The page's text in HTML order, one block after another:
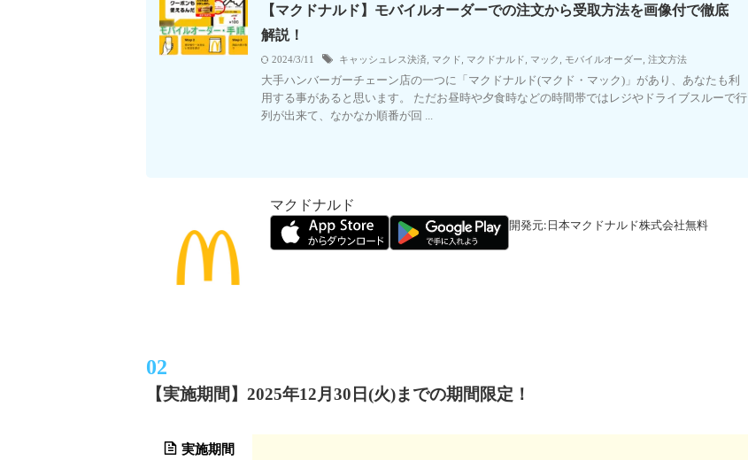
【マクドナルド】モバイルオーダーでの注文から受取方法を画像付で徹底
解説！
2024/3/11 キャッシュレス決済, マクド, マクドナルド, マック , モバイルオーダー, 注文方法
大手ハンバーガーチェーン店の一つに「マクドナルド(マクド・マック)」があり、あなたも利
用する事があると思います。 ただお昼時や夕食時などの時間帯ではレジやドライブスルーで行
列が出来て、なかなか順番が回 ...
マクドナルド
開発元: 日本マクドナルド株式会社無料
【実施期間】2025年12月30日(火)までの期間限定！
実施期間